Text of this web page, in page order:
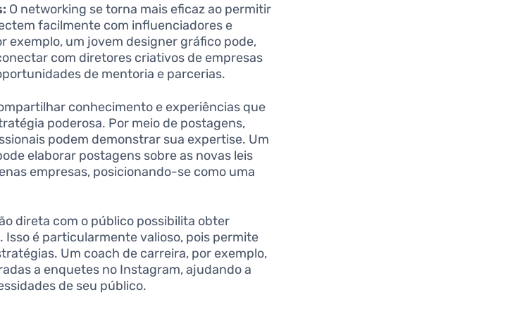
O networking se torna mais eficaz ao permitir
facilmente com influenciadores e
exemplo, um jovem designer gráfico pode,
com diretores criativos de empresas
de mentoria e parcerias.
conhecimento e experiências que
poderosa. Por meio de postagens,
podem demonstrar sua expertise. Um
elaborar postagens sobre as novas leis
empresas, posicionando-se como uma
direta com o público possibilita obter
Isso é particularmente valioso, pois permite
Um coach de carreira, por exemplo,
a enquetes no Instagram, ajudando a
de seu público.